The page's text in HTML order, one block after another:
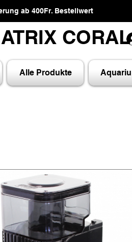
ab 400Fr. Bestellwert
Alle Produkte